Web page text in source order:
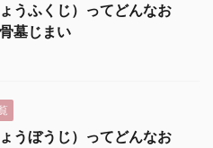
うふくじ）ってどんなお
墓じまい
うぼうじ）ってどんなお